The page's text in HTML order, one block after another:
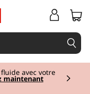
avec votre
maintenant